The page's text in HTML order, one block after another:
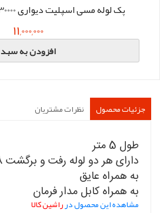
پک لوله مسی اسپلیت دیواری 30000 همراه کابل و عایق
11,000,000
افزودن به سبد
جزئیات محصول نظرات مشتریان
طول 5 متر
دارای هر دو لوله رفت و برگشت 3/8 و 5/8
به همراه عایق
به همراه کابل مدار فرمان
مشاهده این محصول درراشین کالا